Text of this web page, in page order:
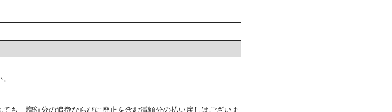
も、増額分の追徴ならびに廃止を含む減額分の払い戻しはございま